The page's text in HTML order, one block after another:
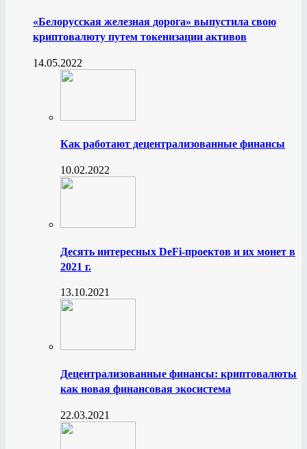
«Белорусская железная дорога» выпустила свою
криптовалюту путем токенизации активов
14.05.2022
Как работают децентрализованные финансы
10.02.2022
Десять интересных DeFi-проектов и их монет в
2021 г.
13.10.2021
Децентрализованные финансы: криптовалюты
как новая финансовая экосистема
22.03.2021